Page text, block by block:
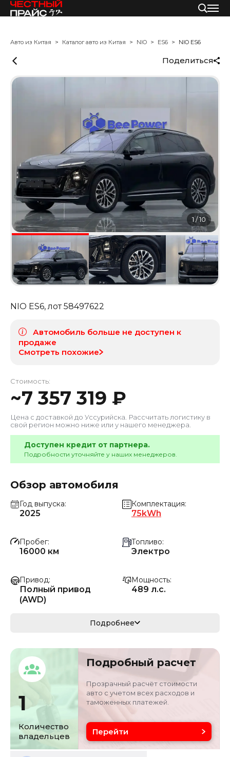
Авто из Китая Каталог авто из Китая NIO ES6 NIO ES6
Поделиться
1/10
NIO ES6, лот58497622
Автомобиль больше не доступен к
продаже
Смотреть похожие
Стоимость:
~7 357 319 ₽
Цена с доставкой до Уссурийска . Рассчитать логистику в
свой регион можно ниже или у нашего менеджера.
Доступен кредит от партнера.
Подробности уточняйте у наших менеджеров.
Обзор автомобиля
Год выпуска
2025
Комплектация
75kWh
Пробег
16000 км
Топливо
Электро
Привод
Полный привод
(AWD)
Мощность
489 л.с.
360 кВ
Кузов
кроссовер/
внедорожник
HJNNADMG7SA025
Объём двигателя
0 л
Цвет
Состояние
б/у
Подробнее
1
Количество
владельцев
Подробный расчет
Прозрачный расчёт стоимости
авто с учетом всех расходов и
таможенных платежей.
Перейти